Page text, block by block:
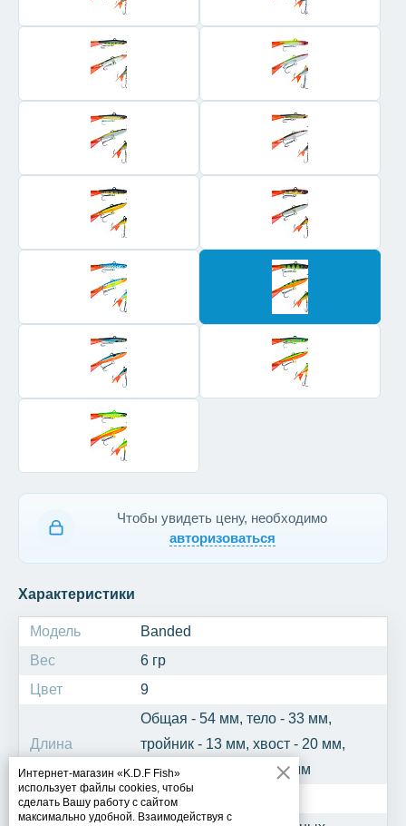
Интернет-магазин «K.D.F Fish»
использует файлы cookies, чтобы
сделать Вашу работу с сайтом
максимально удобной. Взаимодействуя с
Чтобы увидеть цену, необходимо
авторизоваться
Характеристики
Модель
Banded
Вес
6 гр
Цвет
9
Длина
Общая - 54 мм, тело - 33 мм,
тройник - 13 мм, хвост - 20 мм,
крючок одинарный - 6 мм
Рыба
Щука, судак, берш